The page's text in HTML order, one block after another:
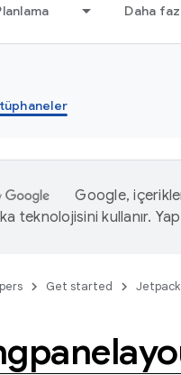
Daha
Google,
teknolojisini kullanır.
Get started Jetpack